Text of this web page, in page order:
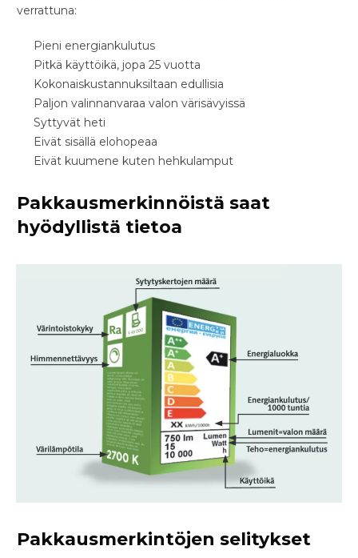
verrattuna:
Pieni energiankulutus
Pitkä käyttöikä, jopa 25 vuotta
Kokonaiskustannuksiltaan edullisia
Paljon valinnanvaraa valon värisävyissä
Syttyvät heti
Eivät sisällä elohopeaa
Eivät kuumene kuten hehkulamput
Pakkausmerkinnöistä saat
hyödyllistä tietoa
Pakkausmerkintöjen selitykset